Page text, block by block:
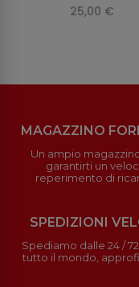
25,00 €
MAGAZZINO
Un ampio
garantirti un
reperimento di
SPEDIZIONI
Spediamo dalle 24 /
tutto il mondo,